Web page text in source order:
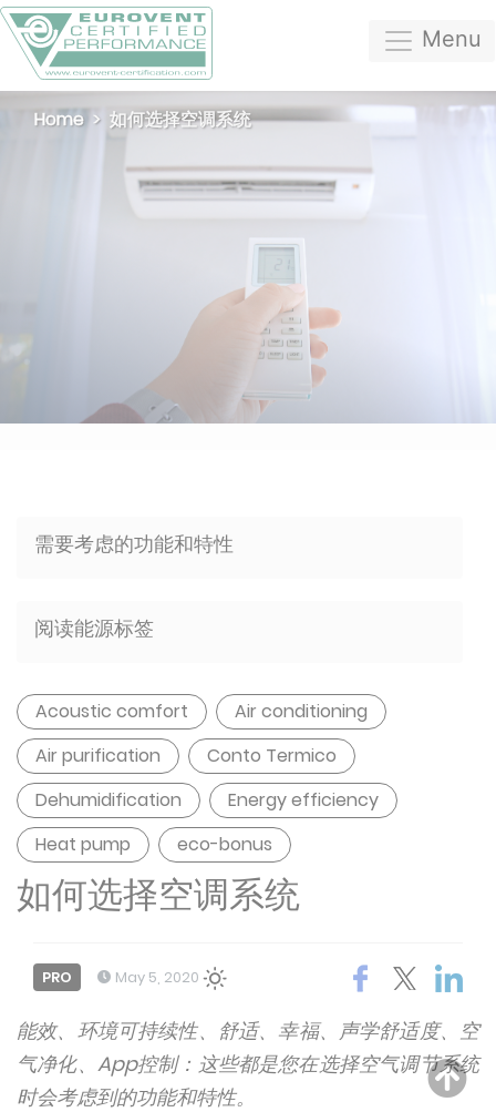
Menu
Home 如何选择空调系统
需要考虑的功能和特性
阅读能源标签
Acoustic comfort
Air conditioning
Air purification
Conto Termico
Dehumidification
Energy efficiency
Heat pump
eco-bonus
如何选择空调系统
PRO May 5, 2020
能效、环境可持续性、舒适、幸福、声学舒适度、空
气净化、App控制：这些都是您在选择空气调节系统
时会考虑到的功能和特性。